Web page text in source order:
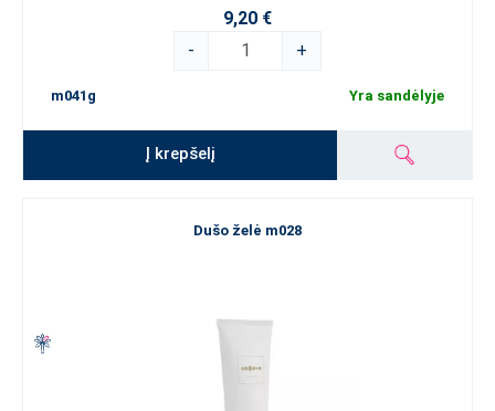
9,20 €
-
+
m041g Yra sandėlyje
Į krepšelį
Dušo želė m028